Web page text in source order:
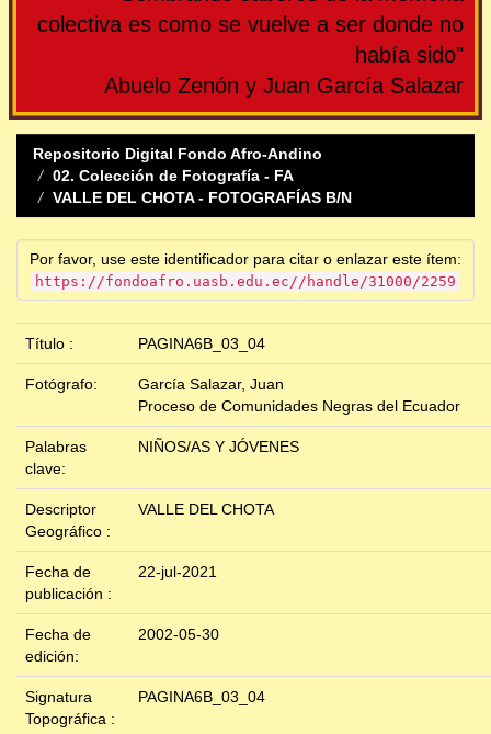
colectiva es como se vuelve a ser donde no
había sido"
Abuelo Zenón y Juan García Salazar
Repositorio Digital Fondo Afro-Andino
02. Colección de Fotografía - FA
VALLE DEL CHOTA - FOTOGRAFÍAS B/N
Por favor, use este identificador para citar o enlazar este ítem:
https://fondoafro.uasb.edu.ec//handle/31000/2259
Título : PAGINA6B_03_04
Fotógrafo:
García Salazar, Juan
Proceso de Comunidades Negras del Ecuador
Palabras
clave:
NIÑOS/AS Y JÓVENES
Descriptor
Geográfico :
VALLE DEL CHOTA
Fecha de
publicación :
22-jul-2021
Fecha de
edición:
2002-05-30
Signatura
Topográfica :
PAGINA6B_03_04